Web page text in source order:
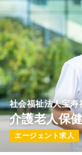
社会福祉法人宝寿
介護老人保
エージェント求人